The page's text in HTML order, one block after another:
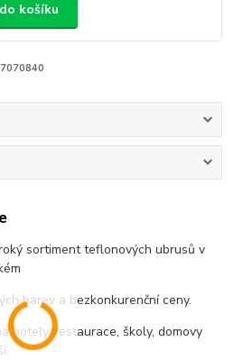
košíku
sortiment teflonových ubrusů v
barev a bezkonkurenční ceny.
hotely, restaurace, školy, domovy